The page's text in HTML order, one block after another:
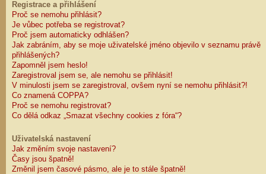
Registrace a přihlášení
Proč se nemohu přihlásit?
Je vůbec potřeba se registrovat?
Proč jsem automaticky odhlášen?
Jak zabráním, aby se moje uživatelské jméno objevilo v seznamu právě
přihlášených?
Zapomněl jsem heslo!
Zaregistroval jsem se, ale nemohu se přihlásit!
V minulosti jsem se zaregistroval, ovšem nyní se nemohu přihlásit?!
Co znamená COPPA?
Proč se nemohu registrovat?
Co dělá odkaz „Smazat všechny cookies z fóra“?
Uživatelská nastavení
Jak změním svoje nastavení?
Časy jsou špatně!
Změnil jsem časové pásmo, ale je to stále špatně!